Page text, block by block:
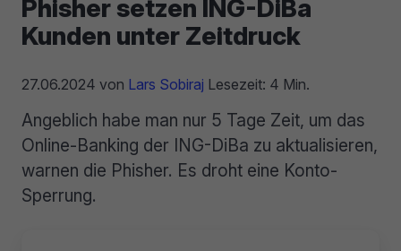
Phisher setzen ING-DiBa
Kunden unter Zeitdruck
27.06.2024 von Lars Sobiraj Lesezeit: 4 Min.
Angeblich habe man nur 5 Tage Zeit, um das
Online-Banking der ING-DiBa zu aktualisieren,
warnen die Phisher. Es droht eine Konto-
Sperrung.